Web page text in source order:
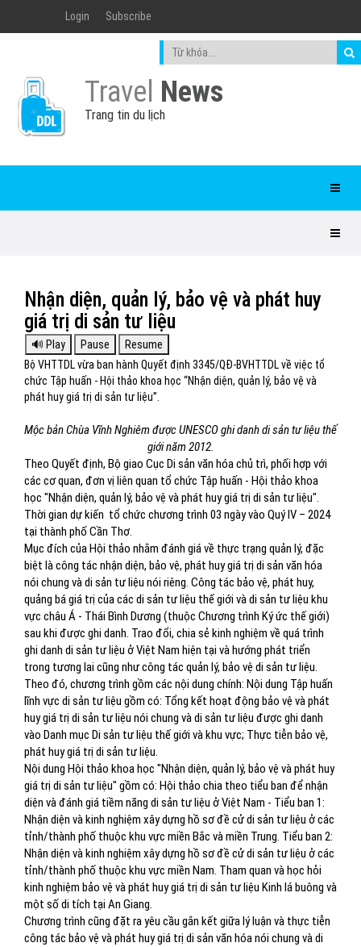
Login Subscribe
Travel News
Trang tin du lịch
Nhận diện, quản lý, bảo vệ và phát huy
giá trị di sản tư liệu
Bộ VHTTDL vừa ban hành Quyết định 3345/QĐ-BVHTTDL về việc tổ
chức Tập huấn - Hội thảo khoa học “Nhận diện, quản lý, bảo vệ và
phát huy giá trị di sản tư liệu”.
Mộc bản Chùa Vĩnh Nghiêm được UNESCO ghi danh di sản tư liệu thế
giới năm 2012.
Theo Quyết định, Bộ giao Cục Di sản văn hóa chủ trì, phối hợp với
các cơ quan, đơn vị liên quan tổ chức Tập huấn - Hội thảo khoa
học "Nhận diện, quản lý, bảo vệ và phát huy giá trị di sản tư liệu".
Thời gian dự kiến tổ chức chương trình 03 ngày vào Quý IV – 2024
tại thành phố Cần Thơ.
Mục đích của Hội thảo nhằm đánh giá về thực trạng quản lý, đặc
biệt là công tác nhận diện, bảo vệ, phát huy giá trị di sản văn hóa
nói chung và di sản tư liệu nói riêng. Công tác bảo vệ, phát huy,
quảng bá giá trị của các di sản tư liệu thế giới và di sản tư liệu khu
vực châu Á - Thái Bình Dương (thuộc Chương trình Ký ức thế giới)
sau khi được ghi danh. Trao đổi, chia sẻ kinh nghiệm về quá trình
ghi danh di sản tư liệu ở Việt Nam hiện tại và hướng phát triển
trong tương lai cũng như công tác quản lý, bảo vệ di sản tư liệu.
Theo đó, chương trình gồm các nội dung chính: Nội dung Tập huấn
lĩnh vực di sản tư liệu gồm có: Tổng kết hoạt động bảo vệ và phát
huy giá trị di sản tư liệu nói chung và di sản tư liệu được ghi danh
vào Danh mục Di sản tư liệu thế giới và khu vực; Thực tiễn bảo vệ,
phát huy giá trị di sản tư liệu.
Nội dung Hội thảo khoa học "Nhận diện, quản lý, bảo vệ và phát huy
giá trị di sản tư liệu" gồm có: Hội thảo chia theo tiểu ban để nhận
diện và đánh giá tiềm năng di sản tư liệu ở Việt Nam - Tiểu ban 1:
Nhận diện và kinh nghiệm xây dựng hồ sơ đề cử di sản tư liệu ở các
tỉnh/thành phố thuộc khu vực miền Bắc và miền Trung. Tiểu ban 2:
Nhận diện và kinh nghiệm xây dựng hồ sơ đề cử di sản tư liệu ở các
tỉnh/thành phố thuộc khu vực miền Nam. Tham quan và học hỏi
kinh nghiệm bảo vệ và phát huy giá trị di sản tư liệu Kinh lá buông và
một số di tích tại An Giang.
Chương trình cũng đặt ra yêu cầu gắn kết giữa lý luận và thực tiễn
công tác bảo vệ và phát huy giá trị di sản văn hóa nói chung và di